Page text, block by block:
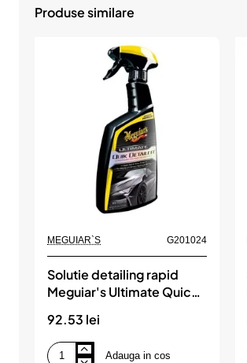
Produse similare
MEGUIAR`S G201024
Solutie detailing rapid
Meguiar's Ultimate Quick
MEGUIAR`S
92.53 lei
Adauga in cos